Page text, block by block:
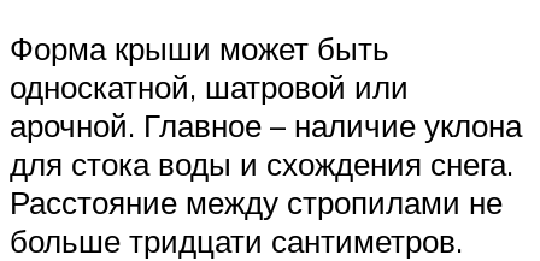
Форма крыши может быть
односкатной, шатровой или
арочной. Главное – наличие уклона
для стока воды и схождения снега.
Расстояние между стропилами не
больше тридцати сантиметров.